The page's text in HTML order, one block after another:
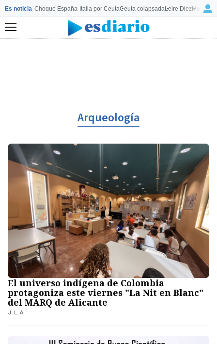
Es noticia Choque España-Italia por CeutaCeuta colapsadaLeire Diez
Menú
Arqueología
El universo indígena de Colombia
protagoniza este viernes "La Nit en Blanc"
del MARQ de Alicante
J. L. A.